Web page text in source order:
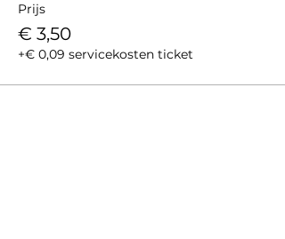
Prijs
€ 3,50
+€ 0,09 servicekosten ticket